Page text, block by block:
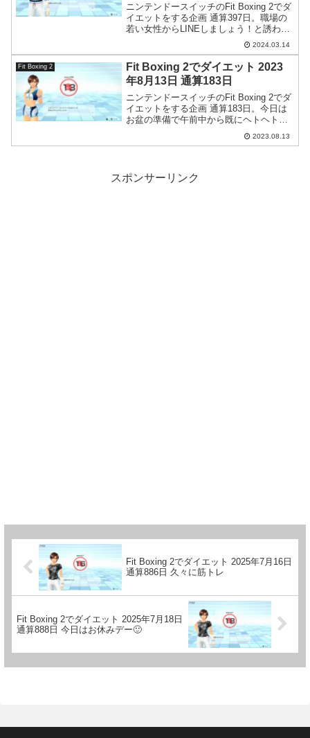
ニンテンドースイッチのFit Boxing 2でダ
イエットをする企画 通算397日。職場の
若い女性からLINEしましょう！と誘われ
たのですが美人局かもしれません。あと
そもそもLINEって胡散臭くね？
2024.03.14
Fit Boxing 2
Fit Boxing 2でダイエット 2023
年8月13日 通算183日
ニンテンドースイッチのFit Boxing 2でダ
イエットをする企画 通算183日。今日は
お盆の準備で午前中から既にヘトヘトで
したが運動もやっておきました。2023.08.13
スポンサーリンク
Fit Boxing 2でダイエット 2025年7月16日
通算886日 久々に筋トレ
Fit Boxing 2でダイエット 2025年7月18日
通算888日 今日はお休みデー🙂